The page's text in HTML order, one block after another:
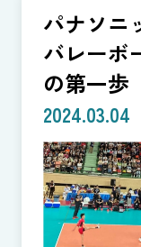
パナソニ
バレーボ
の第一歩
CUP」
2024.03.04